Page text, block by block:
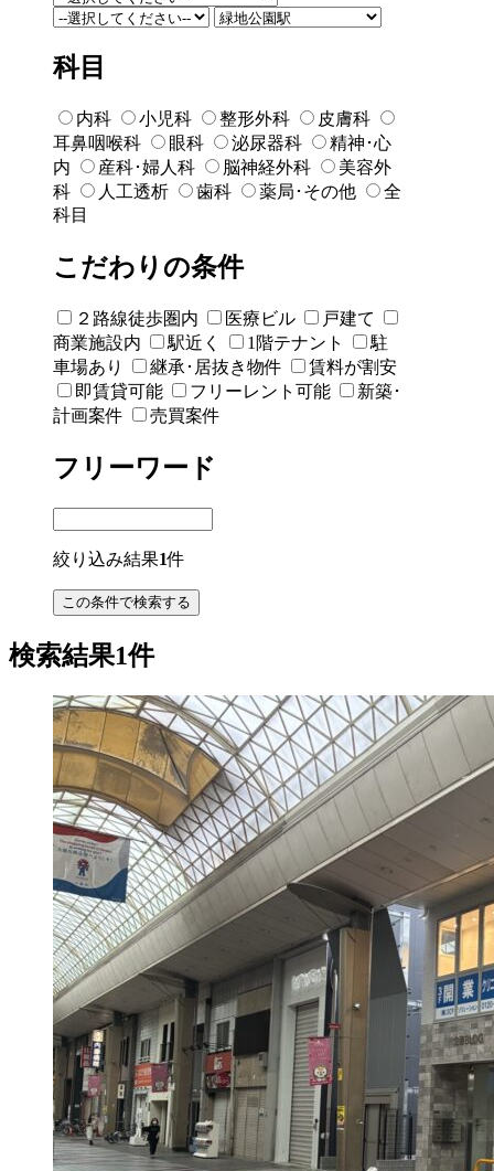
科目
内科 小児科 整形外科
皮膚科
耳鼻咽喉科
眼科 泌尿器科
精神･心
内
産科･婦人科 脳神経外科
美容外
科
人工透析 歯科 薬局･その他
全
科目
こだわりの条件
２路線徒歩圏内 医療ビル
戸建て
商業施設内
駅近く 1階テナント
駐
車場あり
継承･居抜き物件
賃料が割安
即賃貸可能
フリーレント可能
新築･
計画案件
売買案件
フリーワード
絞り込み結果1件
検索結果1件